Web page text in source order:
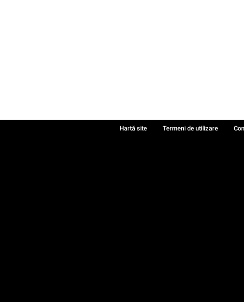
Hartă site Termeni de utilizare